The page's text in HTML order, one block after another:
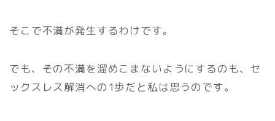
そこで不満が発生するわけです。
でも、その不満を溜めこまないようにするのも、セ
ックスレス解消への1歩だと私は思うのです。